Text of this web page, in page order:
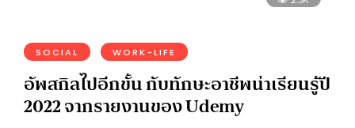
SOCIAL WORK-LIFE
อัพสกิลไปอีกขั้น กับทักษะอาชีพน่าเรียนรู้ปี
2022 จากรายงานของ Udemy